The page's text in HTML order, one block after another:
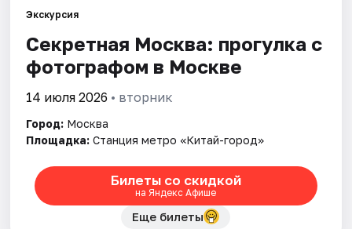
Города
Площадки
Рейтинги
Экскурсия
Секретная Москва: прогулка с
фотографом в Москве
14 июля 2026 • вторник
Город: Москва
Площадка: Станция метро «Китай-город»
Билеты со скидкой
на Яндекс Афише
Еще билеты